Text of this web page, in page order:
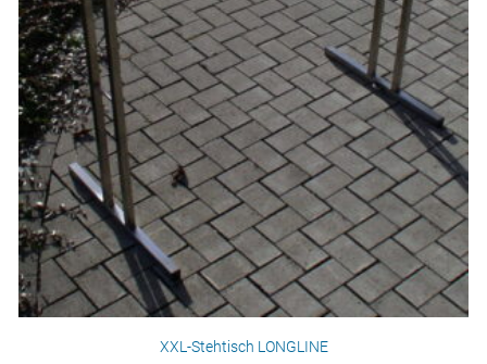
XXL-Stehtisch LONGLINE